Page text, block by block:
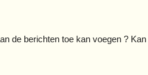
de berichten toe kan voegen ?